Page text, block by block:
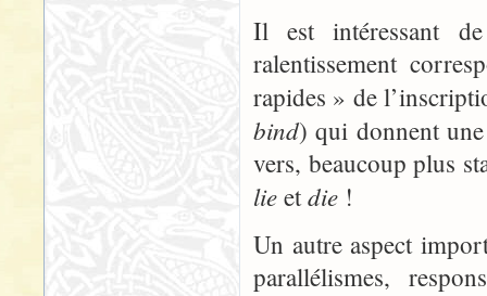
Il est intéressant
ralentissement
rapides » de
bind) qui donnent
vers, beaucoup plus
lie etdie !
Un autre aspect
parallélismes,